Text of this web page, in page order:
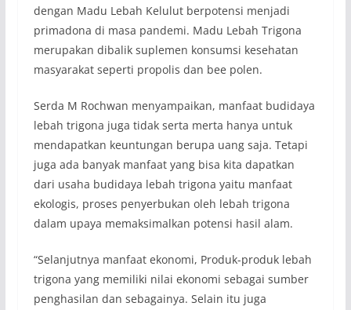
dengan Madu Lebah Kelulut berpotensi menjadi
primadona di masa pandemi. Madu Lebah Trigona
merupakan dibalik suplemen konsumsi kesehatan
masyarakat seperti propolis dan bee polen.
Serda M Rochwan menyampaikan, manfaat budidaya
lebah trigona juga tidak serta merta hanya untuk
mendapatkan keuntungan berupa uang saja. Tetapi
juga ada banyak manfaat yang bisa kita dapatkan
dari usaha budidaya lebah trigona yaitu manfaat
ekologis, proses penyerbukan oleh lebah trigona
dalam upaya memaksimalkan potensi hasil alam.
“Selanjutnya manfaat ekonomi, Produk-produk lebah
trigona yang memiliki nilai ekonomi sebagai sumber
penghasilan dan sebagainya. Selain itu juga